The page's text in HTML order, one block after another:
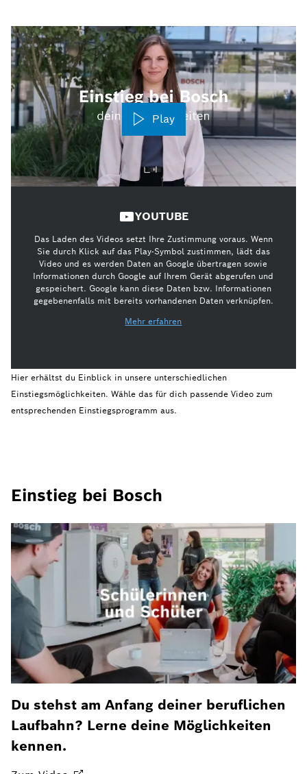
Play
YOUTUBE
Das Laden des Videos setzt Ihre Zustimmung voraus. Wenn
Sie durch Klick auf das Play-Symbol zustimmen, lädt das
Video und es werden Daten an Google übertragen sowie
Informationen durch Google auf Ihrem Gerät abgerufen und
gespeichert. Google kann diese Daten bzw. Informationen
gegebenenfalls mit bereits vorhandenen Daten verknüpfen.
Mehr erfahren
Hier erhältst du Einblick in unsere unterschiedlichen
Einstiegsmöglichkeiten. Wähle das für dich passende Video zum
entsprechenden Einstiegsprogramm aus.
Einstieg bei Bosch
Du stehst am Anfang deiner beruflichen
Laufbahn? Lerne deine Möglichkeiten
kennen.